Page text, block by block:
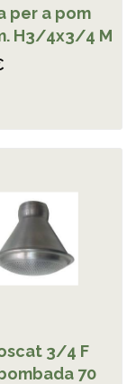
per a pom
H3/4x3/4 M
3/4 F
70